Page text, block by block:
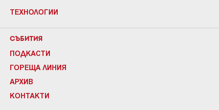
ТЕХНОЛОГИИ
СЪБИТИЯ
ПОДКАСТИ
ГОРЕЩА ЛИНИЯ
АРХИВ
КОНТАКТИ